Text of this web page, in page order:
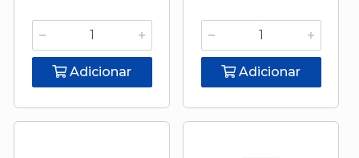
Adicionar Adicionar